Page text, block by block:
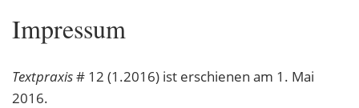
Impressum
Textpraxis# 12 (1.2016) ist erschienen am 1. Mai
2016.